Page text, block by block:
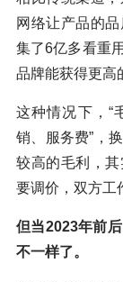
网络让产品的
集了6亿多看重
品牌能获得更高
这种情况下，“
销、服务费”，
较高的毛利，
要调价，双方工
但当2023年前
不一样了。